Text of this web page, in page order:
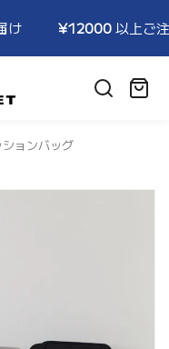
¥12000以上ご注文
HARRYSPET
カ
ションバッグ